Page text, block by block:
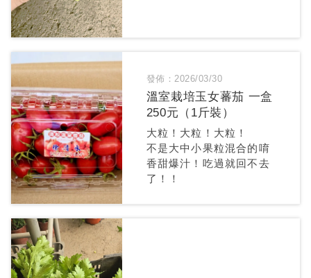
溫室栽培玉女蕃茄 一盒
250元（1斤裝）
發佈：2026/03/30
大粒！大粒！大粒！
不是大中小果粒混合的唷
香甜爆汁！吃過就回不去
了！！